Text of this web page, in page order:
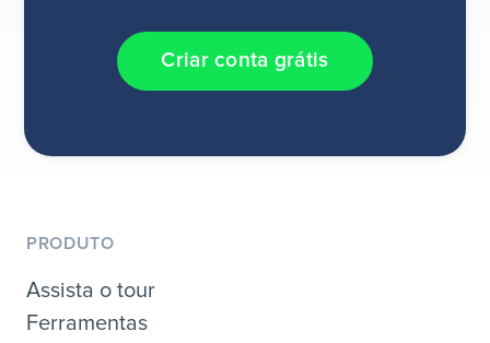
Criar conta grátis
PRODUTO
Assista o tour
Ferramentas